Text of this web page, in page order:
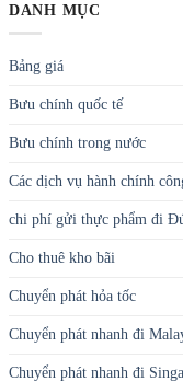
DANH MỤC
Bảng giá
Bưu chính quốc tế
Bưu chính trong nước
Các dịch vụ hành chính
chi phí gửi thực phẩm đi
Cho thuê kho bãi
Chuyển phát hỏa tốc
Chuyển phát nhanh đi
Chuyển phát nhanh đi